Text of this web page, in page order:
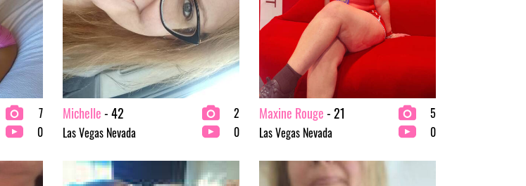
7
0
Michelle- 42
Las Vegas Nevada
2
0
Maxine Rouge- 21
Las Vegas Nevada
5
0